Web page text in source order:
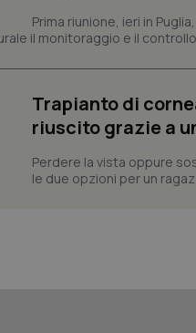
Prima riunione, ieri in
il monitoraggio e il
Trapianto di
riuscito grazie a
Perdere la vista oppure
le due opzioni per un
PHPSESSID